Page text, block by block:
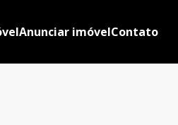
Anunciar imóvelContato